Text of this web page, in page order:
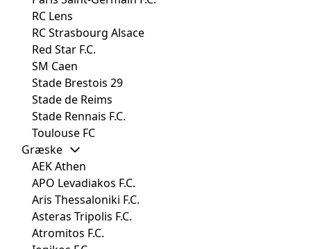
RC Lens
RC Strasbourg Alsace
Red Star F.C.
SM Caen
Stade Brestois 29
Stade de Reims
Stade Rennais F.C.
Toulouse FC
Græske
AEK Athen
APO Levadiakos F.C.
Aris Thessaloniki F.C.
Asteras Tripolis F.C.
Atromitos F.C.